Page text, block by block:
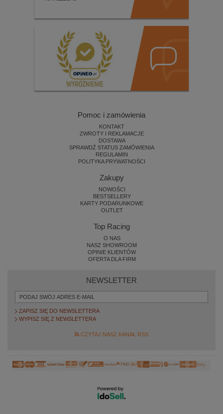
Pomoc i zamówienia
KONTAKT
ZWROTY I REKLAMACJE
DOSTAWA
SPRAWDŹ STATUS ZAMÓWIENIA
REGULAMIN
POLITYKA PRYWATNOŚCI
Zakupy
NOWOŚCI
BESTSELLERY
KARTY PODARUNKOWE
OUTLET
Top Racing
O NAS
NASZ SHOWROOM
OPINIE KLIENTÓW
OFERTA DLA FIRM
NEWSLETTER
ZAPISZ SIĘ DO NEWSLETTERA
WYPISZ SIĘ Z NEWSLETTERA
CZYTAJ NASZ KANAŁ RSS